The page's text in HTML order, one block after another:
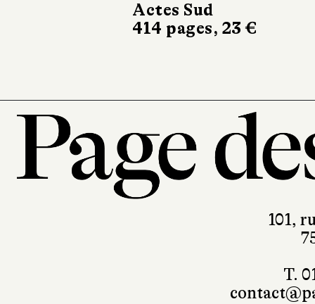
Actes Sud
414 pages, 23 €
Gallimard
154 pages, 18 €
101,
T.